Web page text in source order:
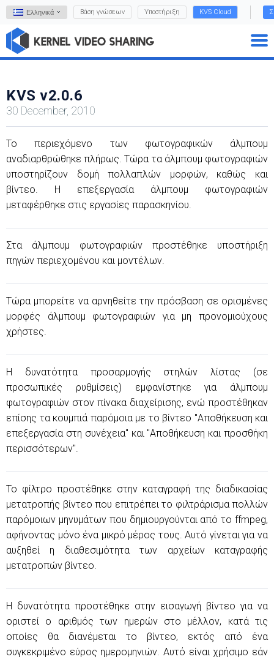
Ελληνικά Βάση γνώσεων Υποστήριξη KVS Cloud
KVS v2.0.6
30 December, 2010
Το περιεχόμενο των φωτογραφικών άλμπουμ
αναδιαρθρώθηκε πλήρως. Τώρα τα άλμπουμ φωτογραφιών
υποστηρίζουν δομή πολλαπλών μορφών, καθώς και
βίντεο. Η επεξεργασία άλμπουμ φωτογραφιών
μεταφέρθηκε στις εργασίες παρασκηνίου.
Στα άλμπουμ φωτογραφιών προστέθηκε υποστήριξη
πηγών περιεχομένου και μοντέλων.
Τώρα μπορείτε να αρνηθείτε την πρόσβαση σε ορισμένες
μορφές άλμπουμ φωτογραφιών για μη προνομιούχους
χρήστες.
Η δυνατότητα προσαρμογής στηλών λίστας (σε
προσωπικές ρυθμίσεις) εμφανίστηκε για άλμπουμ
φωτογραφιών στον πίνακα διαχείρισης, ενώ προστέθηκαν
επίσης τα κουμπιά παρόμοια με το βίντεο "Αποθήκευση και
επεξεργασία στη συνέχεια" και "Αποθήκευση και προσθήκη
περισσότερων".
Το φίλτρο προστέθηκε στην καταγραφή της διαδικασίας
μετατροπής βίντεο που επιτρέπει το φιλτράρισμα πολλών
παρόμοιων μηνυμάτων που δημιουργούνται από το ffmpeg,
αφήνοντας μόνο ένα μικρό μέρος τους. Αυτό γίνεται για να
αυξηθεί η διαθεσιμότητα των αρχείων καταγραφής
μετατροπών βίντεο.
Η δυνατότητα προστέθηκε στην εισαγωγή βίντεο για να
οριστεί ο αριθμός των ημερών στο μέλλον, κατά τις
οποίες θα διανέμεται το βίντεο, εκτός από ένα
συγκεκριμένο εύρος ημερομηνιών. Αυτό είναι χρήσιμο εάν